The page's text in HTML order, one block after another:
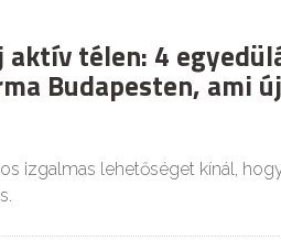
aktív télen: 4
Budapesten, ami
izgalmas lehetőséget kínál,